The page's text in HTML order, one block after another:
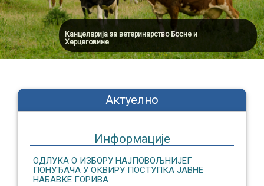
Канцеларија за ветеринарство Босне и
Херцеговине
Актуелно
Информације
ОДЛУКА О ИЗБОРУ НАЈПОВОЉНИЈЕГ
ПОНУЂАЧА У ОКВИРУ ПОСТУПКА ЈАВНЕ
НАБАВКЕ ГОРИВА